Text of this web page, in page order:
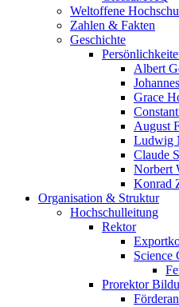
Weltoffene
Zahlen & Fakten
Geschichte
Albert
Grace
August
Ludwig
Claude
Norbert
Konrad
Organisation & Struktur
Hochschulleitung
Rektor
Science
Prorektor